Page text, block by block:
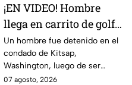
¡EN VIDEO! Hombre
llega en carrito de golf
con un perro y termina
DESATANDO inc3ndio
en una casa
Un hombre fue detenido en el
condado de Kitsap,
Washington, luego de ser
señalado como presunto
07 agosto, 2026